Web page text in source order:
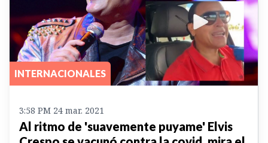
INTERNACIONALES
3:58 PM 24 mar. 2021
Al ritmo de 'suavemente puyame' Elvis